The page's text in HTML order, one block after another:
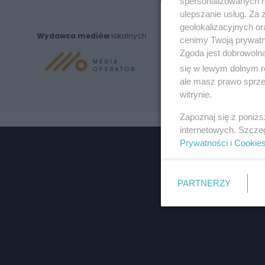
Wydawca mediów lokalnych
ulepszanie usług.
geolokalizacyjnych
cenimy Twoją
Zgoda jest
się w lewym dolnym
ale masz prawo
witrynie.
Zapoznaj się z
internetowych.
Prywatności i Cookies
PARTNERZY